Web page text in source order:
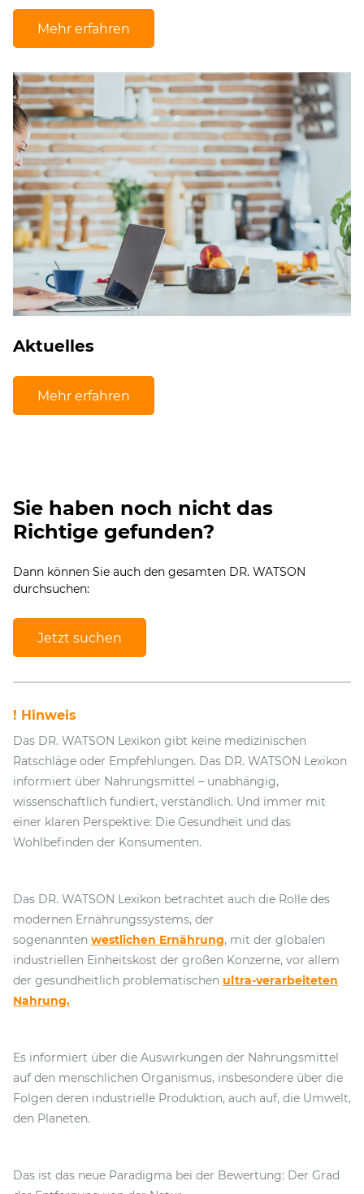
Mehr erfahren
Aktuelles
Mehr erfahren
Sie haben noch nicht das
Richtige gefunden?
Dann können Sie auch den gesamten DR. WATSON
durchsuchen:
Jetzt suchen
! Hinweis
Das DR. WATSON Lexikon gibt keine medizinischen
Ratschläge oder Empfehlungen. Das DR. WATSON Lexikon
informiert über Nahrungsmittel – unabhängig,
wissenschaftlich fundiert, verständlich. Und immer mit
einer klaren Perspektive: Die Gesundheit und das
Wohlbefinden der Konsumenten.
Das DR. WATSON Lexikon betrachtet auch die Rolle des
modernen Ernährungssystems, der
sogenannten westlichen Ernährung, mit der globalen
industriellen Einheitskost der großen Konzerne, vor allem
der gesundheitlich problematischen ultra-verarbeiteten
Nahrung.
Es informiert über die Auswirkungen der Nahrungsmittel
auf den menschlichen Organismus, insbesondere über die
Folgen deren industrielle Produktion, auch auf, die Umwelt,
den Planeten.
Das ist das neue Paradigma bei der Bewertung: Der Grad